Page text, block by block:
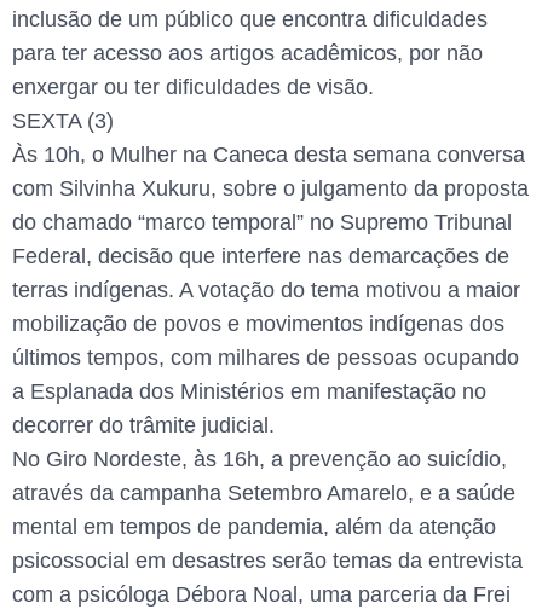
inclusão de um público que encontra dificuldades
para ter acesso aos artigos acadêmicos, por não
enxergar ou ter dificuldades de visão.
SEXTA (3)
Às 10h, o Mulher na Caneca desta semana conversa
com Silvinha Xukuru, sobre o julgamento da proposta
do chamado “marco temporal” no Supremo Tribunal
Federal, decisão que interfere nas demarcações de
terras indígenas. A votação do tema motivou a maior
mobilização de povos e movimentos indígenas dos
últimos tempos, com milhares de pessoas ocupando
a Esplanada dos Ministérios em manifestação no
decorrer do trâmite judicial.
No Giro Nordeste, às 16h, a prevenção ao suicídio,
através da campanha Setembro Amarelo, e a saúde
mental em tempos de pandemia, além da atenção
psicossocial em desastres serão temas da entrevista
com a psicóloga Débora Noal, uma parceria da Frei